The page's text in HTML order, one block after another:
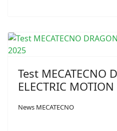
Test MECATECNO
ELECTRIC
News MECATECNO